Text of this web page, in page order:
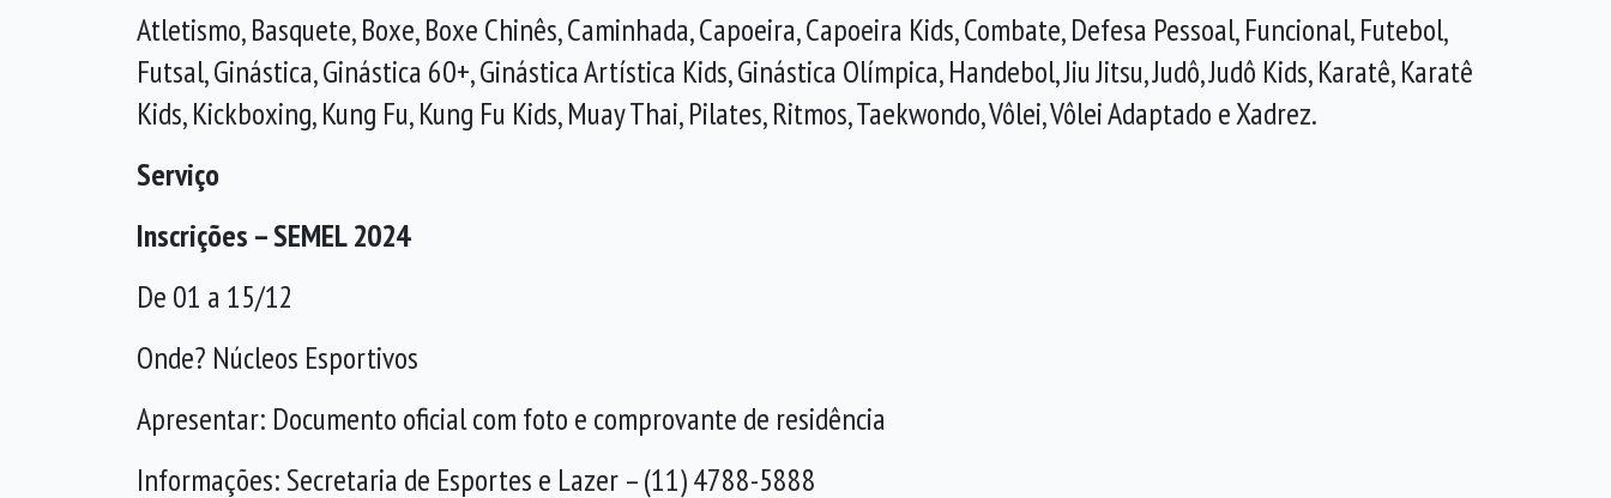
Atletismo, Basquete, Boxe, Boxe Chinês, Caminhada, Capoeira, Capoeira Kids, Combate, Defesa Pessoal, Funcional, Futebol,
Futsal, Ginástica, Ginástica 60+, Ginástica Artística Kids, Ginástica Olímpica, Handebol, Jiu Jitsu, Judô, Judô Kids, Karatê, Karatê
Kids, Kickboxing, Kung Fu, Kung Fu Kids, Muay Thai, Pilates, Ritmos, Taekwondo, Vôlei, Vôlei Adaptado e Xadrez.
Serviço
Inscrições – SEMEL 2024
De 01 a 15/12
Onde? Núcleos Esportivos
Apresentar: Documento oficial com foto e comprovante de residência
Informações: Secretaria de Esportes e Lazer – (11) 4788-5888